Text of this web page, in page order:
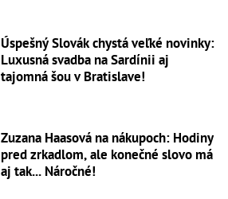
Úspešný Slovák chystá veľké novinky:
Luxusná svadba na Sardínii aj
tajomná šou v Bratislave!
Zuzana Haasová na nákupoch: Hodiny
pred zrkadlom, ale konečné slovo má
aj tak... Náročné!